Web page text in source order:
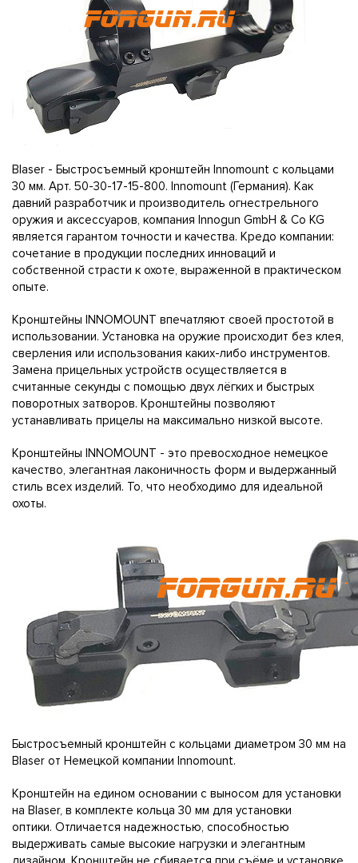
Blaser - Быстросъемный кронштейн Innomount с кольцами
30 мм. Арт. 50-30-17-15-800. Innomount (Германия). Как
давний разработчик и производитель огнестрельного
оружия и аксессуаров, компания Innogun GmbH & Co KG
является гарантом точности и качества. Кредо компании:
сочетание в продукции последних инноваций и
собственной страсти к охоте, выраженной в практическом
опыте.
Кронштейны INNOMOUNT впечатляют своей простотой в
использовании. Установка на оружие происходит без клея,
сверления или использования каких-либо инструментов.
Замена прицельных устройств осуществляется в
считанные секунды с помощью двух лёгких и быстрых
поворотных затворов. Кронштейны позволяют
устанавливать прицелы на максимально низкой высоте.
Кронштейны INNOMOUNT - это превосходное немецкое
качество, элегантная лаконичность форм и выдержанный
стиль всех изделий. То, что необходимо для идеальной
охоты.
Быстросъемный кронштейн с кольцами диаметром 30 мм на
Blaser от Немецкой компании Innomount.
Кронштейн на едином основании с выносом для установки
на Blaser, в комплекте кольца 30 мм для установки
оптики. Отличается надежностью, способностью
выдерживать самые высокие нагрузки и элегантным